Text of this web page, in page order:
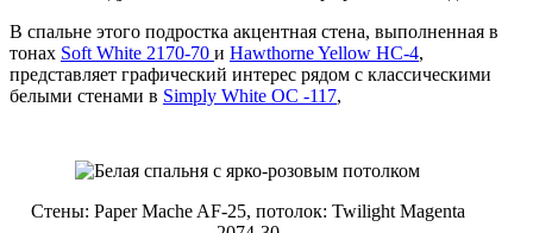
В спальне этого подростка акцентная стена, выполненная в
тонах Soft White 2170-70 и Hawthorne Yellow HC-4,
представляет графический интерес рядом с классическими
белыми стенами в Simply White OC -117,
Стены: Paper Mache AF-25, потолок: Twilight Magenta